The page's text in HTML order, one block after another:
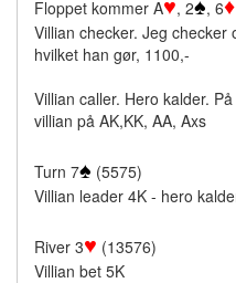
Floppet kommer A , 2 , 6
Villian checker. Jeg
hvilket han gør, 1100,-
Villian caller. Hero kalder.
villian på AK,KK, AA, Axs
Turn 7♠ (5575)
Villian leader 4K - hero
River 3♥ (13576)
Villian bet 5K